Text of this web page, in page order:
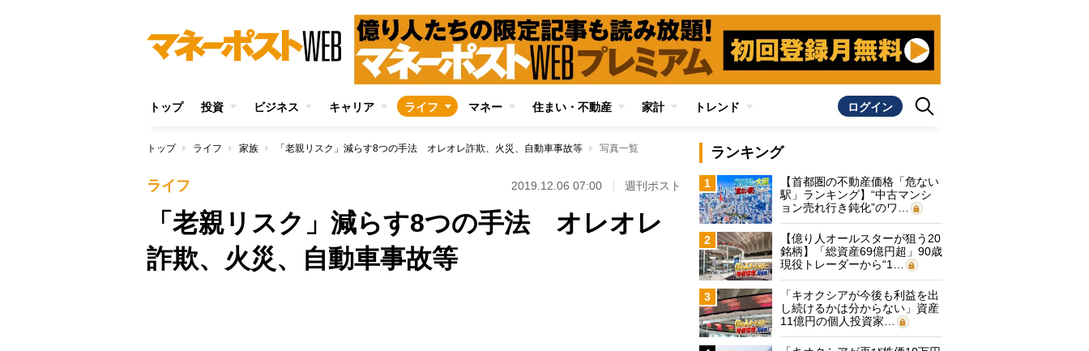
トップ 投資 ビジネス キャリア ライフ マネー 住まい・不動産 家計 トレンド ログイン
トップ ライフ 家族 「老親リスク」減らす8つの手法 オレオレ詐欺、火災、自動車事故等 写真一覧
ライフ 2019.12.06 07:00 週刊ポスト
「老親リスク」減らす8つの手法 オレオレ
詐欺、火災、自動車事故等
ランキング
1
【首都圏の不動産価格「危ない
駅」ランキング】“中古マンシ
ョン売れ行き鈍化”のワ…
2
【億り人オールスターが狙う20
銘柄】「総資産69億円超」90歳
現役トレーダーから“1…
3
「キオクシアが今後も利益を出
し続けるかは分からない」資産
11億円の個人投資家…